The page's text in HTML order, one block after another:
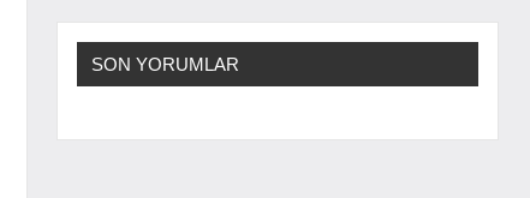
SON YORUMLAR